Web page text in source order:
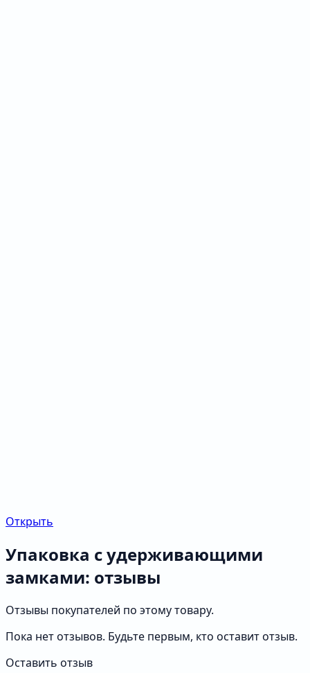
Открыть
Упаковка с удерживающими
замками: отзывы
Отзывы покупателей по этому товару.
Пока нет отзывов. Будьте первым, кто оставит отзыв.
Оставить отзыв